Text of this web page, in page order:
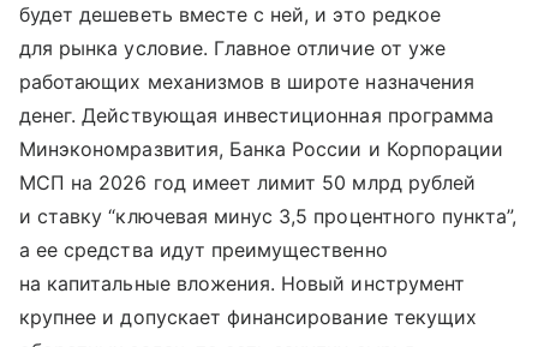
будет дешеветь вместе с ней, и это редкое
для рынка условие. Главное отличие от уже
работающих механизмов в широте назначения
денег. Действующая инвестиционная программа
Минэкономразвития, Банка России и Корпорации
МСП на 2026 год имеет лимит 50 млрд рублей
и ставку “ключевая минус 3,5 процентного пункта”,
а ее средства идут преимущественно
на капитальные вложения. Новый инструмент
крупнее и допускает финансирование текущих